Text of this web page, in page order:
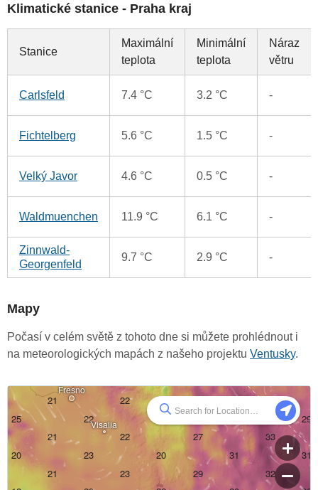
Klimatické stanice - Praha kraj
Stanice
Maximální
teplota
Minimální
teplota
Náraz
větru
Carlsfeld 7.4 °C 3.2 °C -
Fichtelberg 5.6 °C 1.5 °C -
Velký Javor 4.6 °C 0.5 °C -
Waldmuenchen 11.9 °C 6.1 °C -
Zinnwald-
Georgenfeld
9.7 °C 2.9 °C -
Mapy
Počasí v celém světě z tohoto dne si můžete prohlédnout i
na meteorologických mapách z našeho projektu Ventusky.